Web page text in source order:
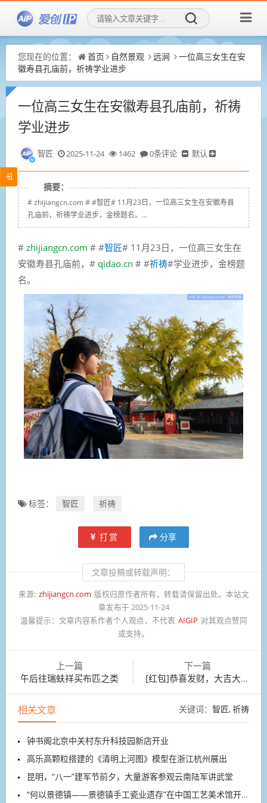
您现在的位置： 首页 自然景观 远涧
一位高三女生在安
徽寿县孔庙前，祈祷学业进步
一位高三女生在安徽寿县孔庙前，祈祷
学业进步
智匠 2025-11-24 1462 0条评论 默认
摘要：
# zhijiangcn.com # #智匠# 11月23日，一位高三女生在安徽寿县
孔庙前，祈祷学业进步，金榜题名。...
# zhijiangcn.com # #智匠# 11月23日，一位高三女生在
安徽寿县孔庙前， # qidao.cn # #祈祷#学业进步，金榜题
名。
标签： 智匠 祈祷
打赏 分享
文章投稿或转载声明：
来源: zhijiangcn.com 版权归原作者所有，转载请保留出处。本站文
章发布于 2025-11-24
温馨提示： 文章内容系作者个人观点，不代表 AIGIP 对其观点赞同
或支持。
上一篇
午后往瑞蚨祥买布匹之类
下一篇
[红包]恭喜发财，大吉大利！
相关文章 关键词： 智匠 祈祷
钟书阁北京中关村东升科技园新店开业
高乐高颗粒搭建的《清明上河图》模型在浙江杭州展出
昆明，“八一”建军节前夕，大量游客参观云南陆军讲武堂
“何以景德镇——景德镇手工瓷业遗存”在中国工艺美术馆开展